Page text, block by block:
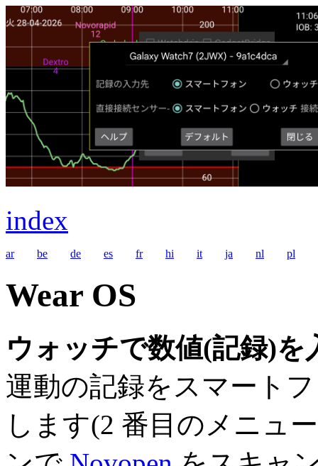
index
ar be de es fr hi it ja nl pl
Wear OS
ウォッチで数値(記録)を
運動の記録をスマート
します(2 番目のメニュ